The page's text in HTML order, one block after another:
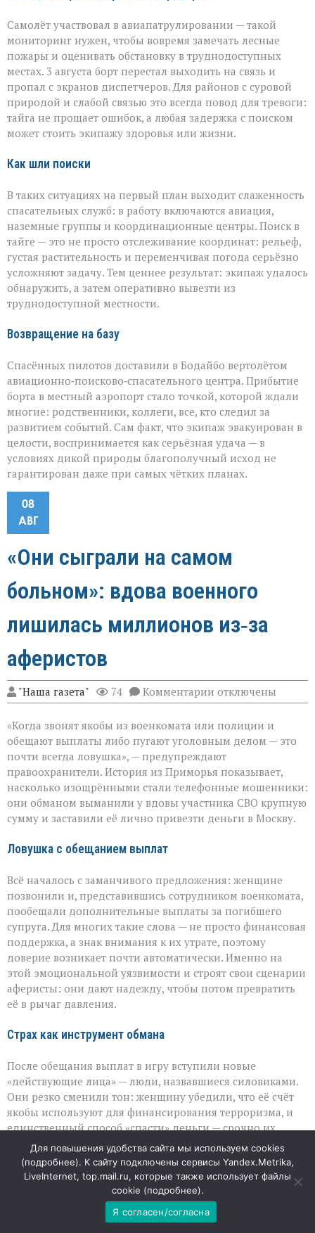
Самолёт участвовал в авиапатрулировании — такой
мониторинг нужен, чтобы вовремя замечать лесные
пожары и оценивать обстановку в труднодоступных
местах. 3 августа борт перестал выходить на связь и
пропал с экранов диспетчеров. Для районов с суровой
природой и слабой связью это всегда повод для тревоги:
тайга не прощает ошибок, а любая задержка с поиском
может стоить экипажу здоровья или жизни.
Как шли поиски
В таких ситуациях на первый план выходит слаженность
спасательных служб: в работу включаются авиация,
наземные группы и координационные центры. Поиск в
тайге — это не просто отслеживание координат: рельеф,
густая растительность и переменчивая погода серьёзно
усложняют задачу. Тем ценнее результат: экипаж удалось
обнаружить, а затем оперативно вывезти из
труднодоступной местности.
Возвращение на базу
Спасённых пилотов доставили в Бодайбо вертолётом
авиационно‑поисково‑спасательного центра. Прибытие
борта в местный аэропорт стало точкой, которой ждали
многие: родственники, коллеги, все, кто следил за
развитием событий. Сам факт, что экипаж эвакуирован в
целости, воспринимается как серьёзная удача — в
условиях дикой природы благополучный исход не
гарантирован даже при самых чётких планах.
08
АВГ
«Они сыграли на самом
больном»: вдова военного
лишилась миллионов из‑за
аферистов
"Наша газета" 74 Комментарии к
записи
сыграли
на
самом
больном»:
вдова
военного
лишилась
миллионов
из‑за
отключены
«Когда звонят якобы из военкомата или полиции и
обещают выплаты либо пугают уголовным делом — это
почти всегда ловушка», — предупреждают
правоохранители. История из Приморья показывает,
насколько изощрёнными стали телефонные мошенники:
они обманом выманили у вдовы участника СВО крупную
сумму и заставили её лично привезти деньги в Москву.
Ловушка с обещанием выплат
Всё началось с заманчивого предложения: женщине
позвонили и, представившись сотрудником военкомата,
пообещали дополнительные выплаты за погибшего
супруга. Для многих такие слова — не просто финансовая
поддержка, а знак внимания к их утрате, поэтому
доверие возникает почти автоматически. Именно на
этой эмоциональной уязвимости и строят свои сценарии
аферисты: они дают надежду, чтобы потом превратить
её в рычаг давления.
Страх как инструмент обмана
После обещания выплат в игру вступили новые
«действующие лица» — люди, назвавшиеся силовиками.
Они резко сменили тон: женщину убедили, что её счёт
якобы используют для финансирования терроризма, и
единственный способ «спасти» деньги — срочно их
обналичить и перевести на «защищённый счёт». Под
нарастающим давлением страха и растерянности
женщина перестала сомневаться и начала выполнять
инструкции, которые ей диктовали по телефону.
Дальний путь ради обмана
Для повышения удобства сайта мы используем cookies
(подробнее). К сайту подключены сервисы Yandex.Metrika,
LiveInternet, top.mail.ru, которые также использует файлы
cookie (подробнее).
Я согласен/согласна